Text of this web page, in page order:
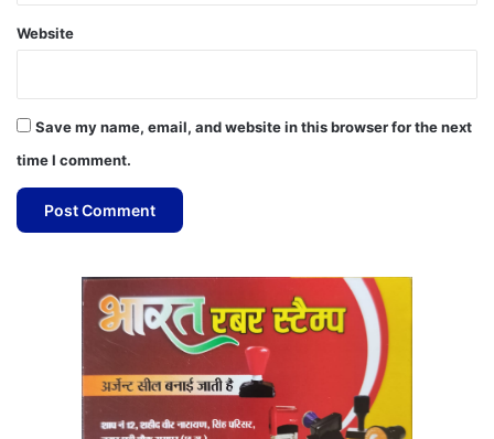
Website
Save my name, email, and website in this browser for the next
time I comment.